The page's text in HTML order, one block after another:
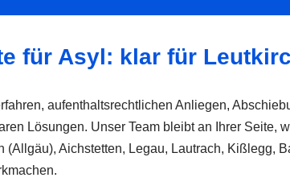
für Asyl: klar für
aufenthaltsrechtlichen Anliegen,
Lösungen. Unser Team bleibt an Ihrer
Aichstetten, Legau, Lautrach, Kißlegg,